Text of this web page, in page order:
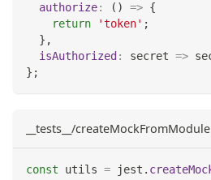
authorize: ( ) => {
return
'token' ;
} ,
isAuthorized : secret =>
} ;
__tests__/
const utils = jest .